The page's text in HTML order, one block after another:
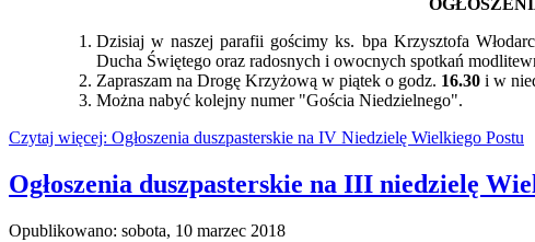
Dzisiaj w naszej parafii gościmy ks. bpa Krzysztofa
Ducha Świętego oraz radosnych i owocnych spotkań
Zapraszam na Drogę Krzyżową w piątek o godz. 16.30 i w
Można nabyć kolejny numer "Gościa Niedzielnego".
Czytaj więcej: Ogłoszenia duszpasterskie na IV Niedzielę Wielkiego Postu
Ogłoszenia duszpasterskie na III niedzielę
Opublikowano: sobota, 10 marzec 2018